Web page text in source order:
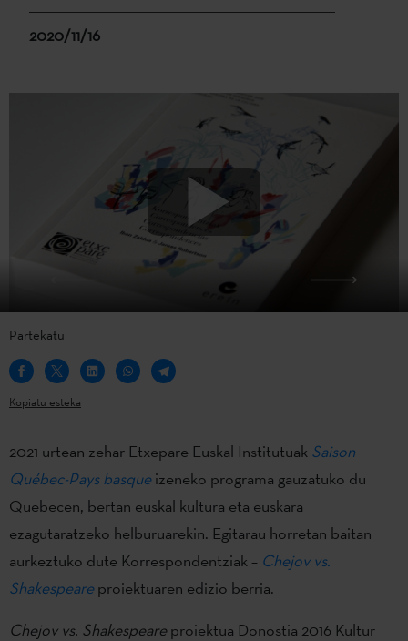
2020/11/16
Partekatu
Kopiatu esteka
2021 urtean zehar Etxepare Euskal Institutuak Saison
Québec-Pays basqueizeneko programa gauzatuko du
Quebecen, bertan euskal kultura eta euskara
ezagutaratzeko helburuarekin. Egitarau horretan baitan
aurkeztuko dute Korrespondentziak – Chejov vs.
Shakespeareproiektuaren edizio berria.
Chejov vs. Shakespeareproiektua Donostia 2016 Kultur